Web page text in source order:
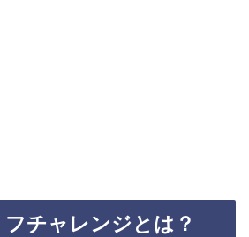
チャレンジとは？